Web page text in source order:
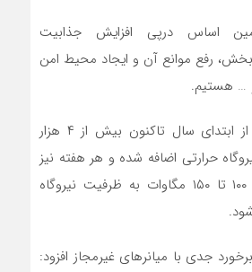
اساس درپی افزایش جذابیت
بخش، رفع موانع آن و ایجاد محیط امن
… هستیم.
علی‌آبادی ادامه داد: از ابتدای سال تاکنون بیش از ۴ هزار
حرارتی اضافه شده و هر هفته نیز
تا پایان سال حدود ۱۰۰ تا ۱۵۰ مگاوات به ظرفیت نیروگاه
.
برخورد جدی با میانرهای غیرمجاز افزود: